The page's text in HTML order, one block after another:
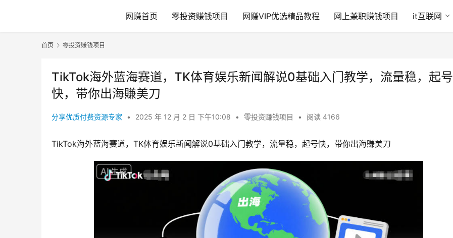
网赚首页 零投资赚钱项目 网赚VIP优选精品教程 网上兼职赚钱项目 it互联网
首页 零投资赚钱项目
TikTok海外蓝海赛道，TK体育娱乐新闻解说0基础入门教学，流量稳，起号
快，带你出海賺美刀
分享优质付费资源专家 • 2025 年 12 月 2 日 下午10:08 • 零投资赚钱项目 • 阅读 4166
TikTok海外蓝海赛道，TK体育娱乐新闻解说0基础入门教学，流量稳，起号快，带你出海賺美刀